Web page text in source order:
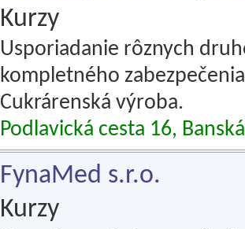
Kurzy
Usporiadanie rôznych
kompletného
Cukrárenská výroba.
Podlavická cesta 16,
FynaMed s.r.o.
Kurzy